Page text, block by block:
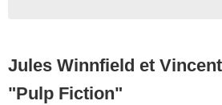
Jules Winnfield et
"Pulp Fiction"